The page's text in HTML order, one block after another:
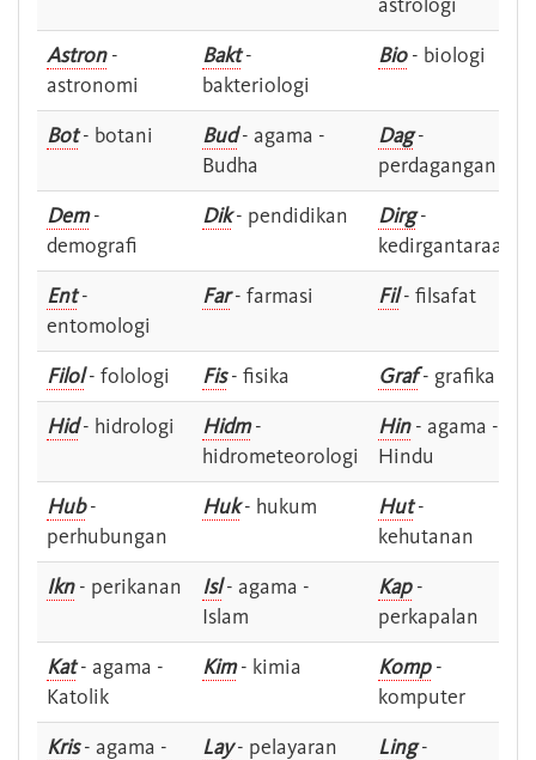
Astron-
astronomi
Bakt-
bakteriologi
Bio- biologi
Bot- botani Bud- agama -
Budha
Dag-
perdagangan
Dem-
demografi
Dik- pendidikan Dirg-
kedirgantaraan
Ent-
entomologi
Far- farmasi Fil- filsafat
Filol- folologi Fis- fisika Graf- grafika
Hid- hidrologi Hidm-
hidrometeorologi
Hin- agama -
Hindu
Hub-
perhubungan
Huk- hukum Hut-
kehutanan
Ikn- perikanan Isl- agama -
Islam
Kap-
perkapalan
Kat- agama -
Katolik
Kim- kimia Komp-
komputer
Kris- agama -
Lay- pelayaran Ling-